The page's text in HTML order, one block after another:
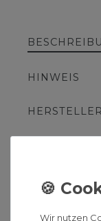
HINWEIS
Wir nutzen